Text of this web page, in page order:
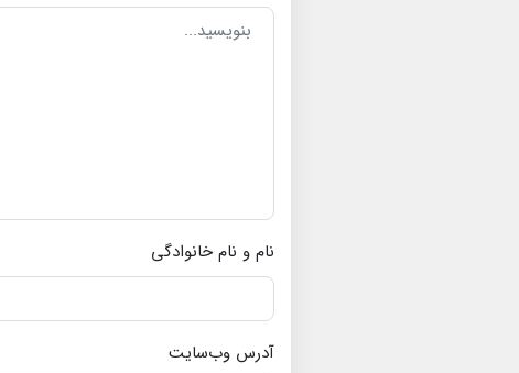
نام و نام خانوادگی
آدرس وب‌سایت